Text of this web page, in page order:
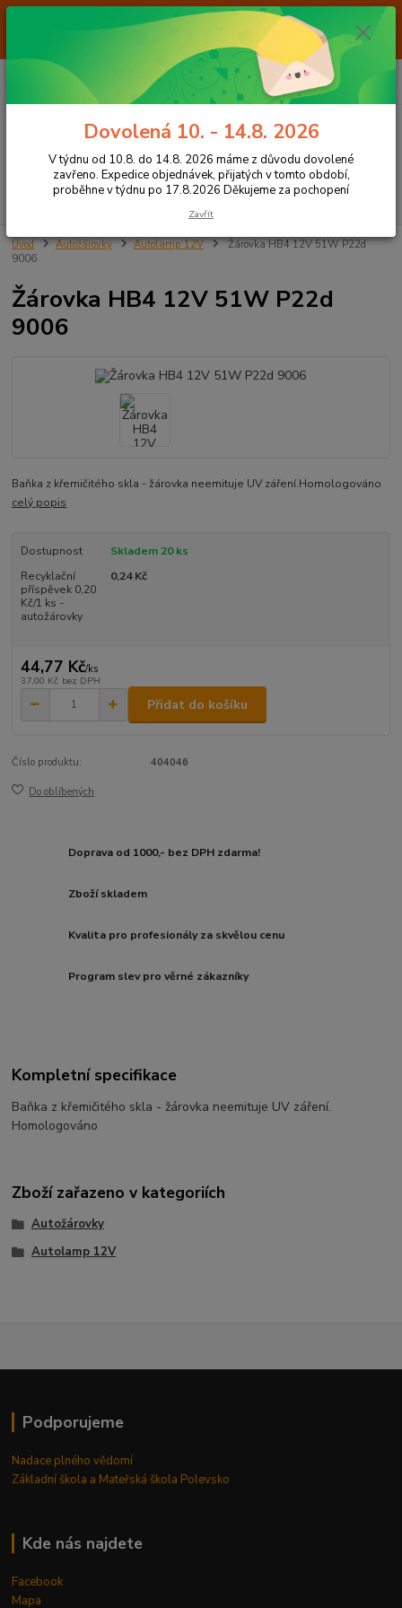
Od 7.8. do 14.8. 2026 máme z důvodu dovolené ZAVŘENO. Expedice
objednávek, přijatých v tomto období, proběhne v týdnu po 17.8.2026
Děkujeme za pochopení
CZK
Hledat
+420 605 283 713
za0,00 Kč
Úvod Autožárovky Autolamp 12V
Žárovka HB4 12V 51W P22d
9006
Žárovka HB4 12V 51W P22d
9006
Baňka z křemičitého skla - žárovka neemituje UV záření.Homologováno
celý popis
Dostupnost
Skladem 20 ks
Recyklační
příspěvek 0,20
Kč/1 ks -
autožárovky
0,24 Kč
44,77 Kč/ks
37,00 Kč bez DPH
Přidat do košíku
Číslo produktu: 404046
Do oblíbených
Doprava od 1000,- bez DPH zdarma!
Zboží skladem
Kvalita pro profesionály za skvělou cenu
Program slev pro věrné zákazníky
Kompletní specifikace
Baňka z křemičitého skla - žárovka neemituje UV záření.
Homologováno
Zboží zařazeno v kategoriích
Autožárovky
Autolamp 12V
Podporujeme
Nadace plného vědomí
Základní škola a Mateřská škola Polevsko
Kde nás najdete
Facebook
Mapa
Dovolená 10. - 14.8. 2026
V týdnu od 10.8. do 14.8. 2026 máme z důvodu dovolené
zavřeno. Expedice objednávek, přijatých v tomto období,
proběhne v týdnu po 17.8.2026 Děkujeme za pochopení
Zavřít